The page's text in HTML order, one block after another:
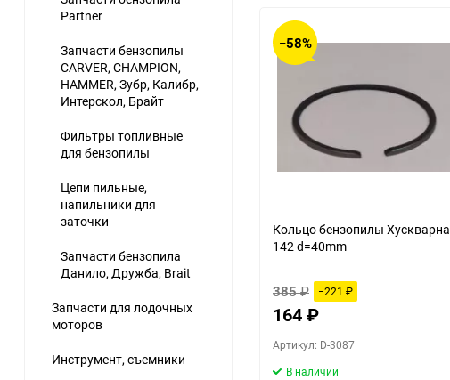
Partner
Запчасти бензопилы
CARVER, CHAMPION,
HAMMER, Зубр, Калибр,
Интерскол, Брайт
Фильтры топливные
для бензопилы
Цепи пильные,
напильники для
заточки
Запчасти бензопила
Данило, Дружба, Brait
Запчасти для лодочных
моторов
Инструмент, съемники
−58%
Кольцо бензопилы Хускварна
142 d=40mm
385 ₽ −221 ₽
164₽
Артикул: D-3087
В наличии